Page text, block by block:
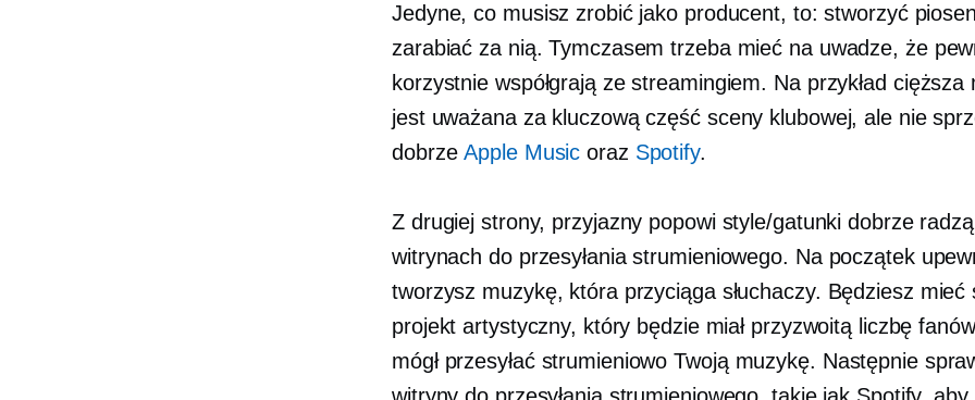
Jedyne, co musisz zrobić jako producent, to: stworzyć
zarabiać za nią. Tymczasem trzeba mieć na uwadze, że
korzystnie współgrają ze streamingiem. Na przykład cięższa
jest uważana za kluczową część sceny klubowej, ale nie
dobrzeApple Music oraz Spotify.
Z drugiej strony, przyjazny popowistyle/gatunki dobrze
witrynach do przesyłania strumieniowego. Na początek
tworzysz muzykę, która przyciąga słuchaczy. Będziesz mieć
projekt artystyczny, który będzie miał przyzwoitą liczbę
mógł przesyłać strumieniowo Twoją muzykę. Następnie